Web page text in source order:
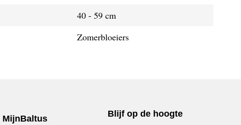
40 - 59 cm
Zomerbloeiers
MijnBaltus Blijf op de hoogte